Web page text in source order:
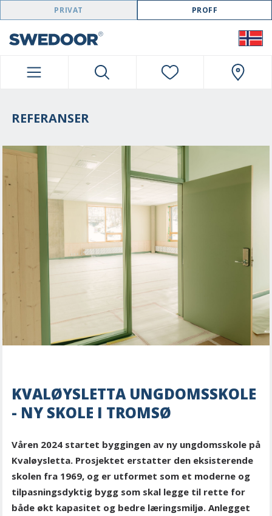
SWEDOOR NAVIGATION
PRIVAT PROFF
REFERANSER
KVALØYSLETTA UNGDOMSSKOLE
- NY SKOLE I TROMSØ
Våren 2024 startet byggingen av ny ungdomsskole på
Kvaløysletta. Prosjektet erstatter den eksisterende
skolen fra 1969, og er utformet som et moderne og
tilpasningsdyktig bygg som skal legge til rette for
både økt kapasitet og bedre læringsmiljø. Anlegget